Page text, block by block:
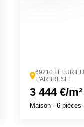
69210
L'ARBRESLE
3 444 €/m²
Maison - 6 pièces